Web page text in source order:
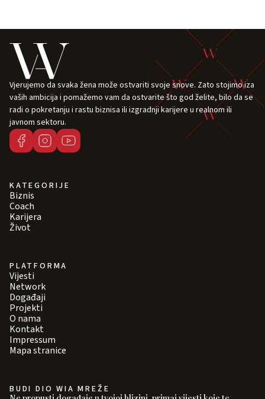
Vjerujemo da svaka žena može ostvariti svoje snove. Zato stojimo iza
vaših ambicija i pomažemo vam da ostvarite što god želite, bilo da se
radi o pokretanju i rastu biznisa ili izgradnji karijere u realnom ili
javnom sektoru.
KATEGORIJE
Biznis
Coach
Karijera
Život
PLATFORMA
Vijesti
Network
Događaji
Projekti
O nama
Kontakt
Impressum
Mapa stranice
BUDI DIO WIA MREŽE